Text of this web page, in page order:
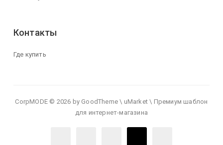
Контакты
Где купить
CorpMODE © 2026 by GoodTheme \ uMarket \ Премиум шаблон
для интернет-магазина